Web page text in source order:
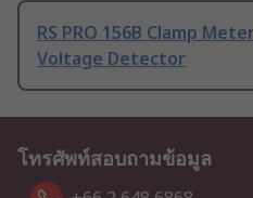
RS PRO 156B Clamp
Voltage Detector
โทรศัพท์สอบถามข้อมูล